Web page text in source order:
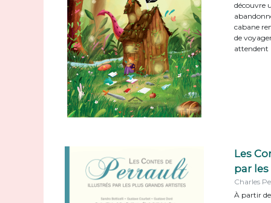
découvre
cabane
de
attendent
Les
par
Charles
À partir